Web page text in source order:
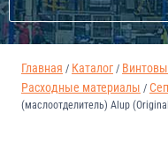
Главная / Каталог /
Расходные материалы /
(маслоотделитель) Alup